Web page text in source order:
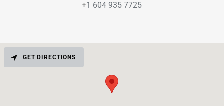
+1 604 935 7725
GET DIRECTIONS